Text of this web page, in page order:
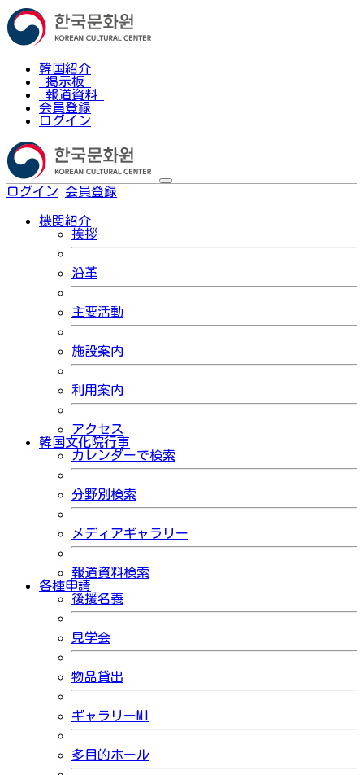
韓国紹介
掲示板
報道資料
会員登録
ログイン
ログイン 会員登録
機関紹介
挨拶
沿革
主要活動
施設案内
利用案内
アクセス
韓国文化院行事
カレンダーで検索
分野別検索
メディアギャラリー
報道資料検索
各種申請
後援名義
見学会
物品貸出
ギャラリーMI
多目的ホール